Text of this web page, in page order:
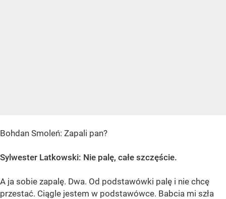
Bohdan Smoleń: Zapali pan?
Sylwester Latkowski: Nie palę, całe szczęście.
A ja sobie zapalę. Dwa. Od podstawówki palę i nie chcę
przestać. Ciągle jestem w podstawówce. Babcia mi szła